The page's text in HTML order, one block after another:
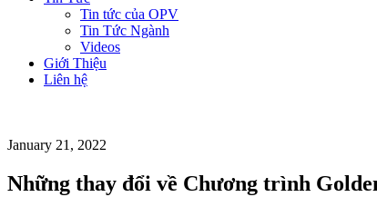
Tin tức của OPV
Tin Tức Ngành
Videos
Giới Thiệu
Liên hệ
January 21, 2022
Những thay đổi về Chương trình